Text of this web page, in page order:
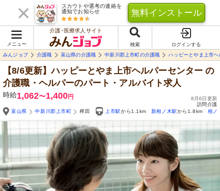
スカウトや選考の連絡を
通知でお知らせ
無料インストール
メニュー
介護･医療求人サイト
検索
ログインする
みんジョブ
介護職 富山県の介護職 中新川郡上市町の介護職 ハッピーとやま上市
【8/6更新】ハッピーとやま上市ヘルパーセンター の
介護職・ヘルパーのパート・アルバイト求人
時給1,062〜1,400円
8月6日更新
訪問介護
富山県
中新川郡上市町 稗田 上市駅から1.1km 新相ノ木駅から1.8km 相ノ